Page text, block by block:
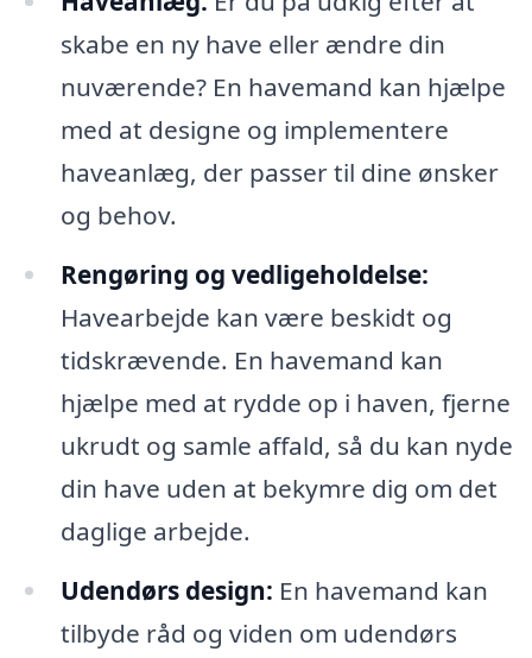
skabe en ny have eller ændre din
nuværende? En havemand kan hjælpe
med at designe og implementere
haveanlæg, der passer til dine ønsker
og behov.
Rengøring og vedligeholdelse:
Havearbejde kan være beskidt og
tidskrævende. En havemand kan
hjælpe med at rydde op i haven, fjerne
ukrudt og samle affald, så du kan nyde
din have uden at bekymre dig om det
daglige arbejde.
Udendørs design: En havemand kan
tilbyde råd og viden om udendørs